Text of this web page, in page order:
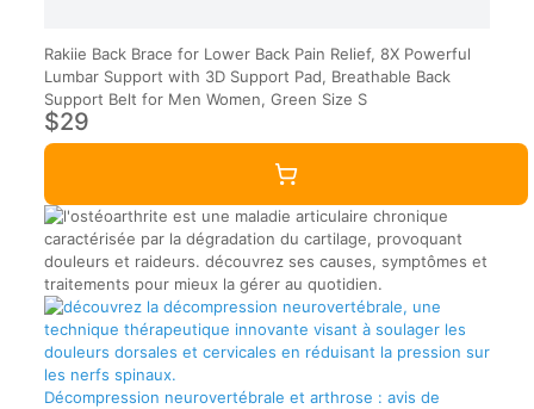
Rakiie Back Brace for Lower Back Pain Relief, 8X Powerful
Lumbar Support with 3D Support Pad, Breathable Back
Support Belt for Men Women, Green Size S
$29
Décompression neurovertébrale et arthrose : avis de